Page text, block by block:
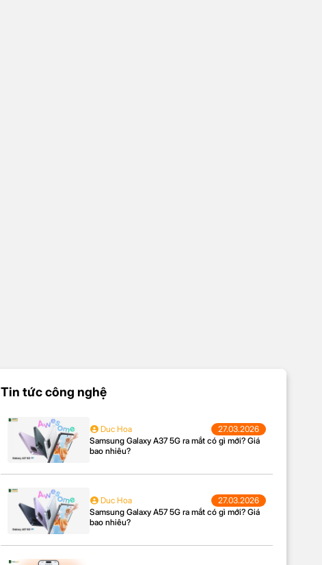
Tin tức công nghệ
Duc Hoa
27.03.2026
Samsung Galaxy A37 5G ra mắt có gì mới? Giá
bao nhiêu?
Duc Hoa
27.03.2026
Samsung Galaxy A57 5G ra mắt có gì mới? Giá
bao nhiêu?